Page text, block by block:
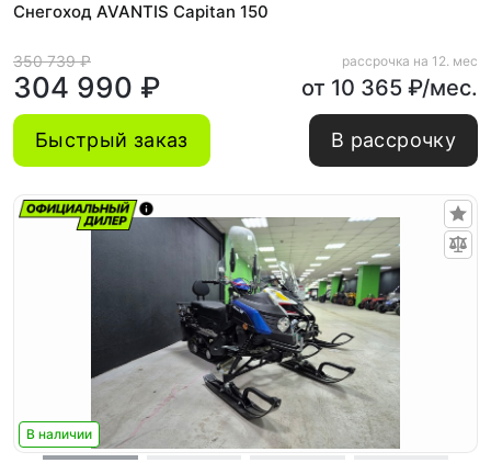
Снегоход AVANTIS Capitan 150
350 739 ₽
304 990 ₽
рассрочка на 12. мес
от 10 365 ₽/мес.
Быстрый заказ В рассрочку
В наличии